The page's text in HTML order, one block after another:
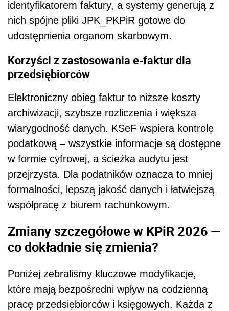
identyfikatorem faktury, a systemy generują z
nich spójne pliki JPK_PKPiR gotowe do
udostępnienia organom skarbowym.
Korzyści z zastosowania e-faktur dla
przedsiębiorców
Elektroniczny obieg faktur to niższe koszty
archiwizacji, szybsze rozliczenia i większa
wiarygodność danych. KSeF wspiera kontrolę
podatkową – wszystkie informacje są dostępne
w formie cyfrowej, a ścieżka audytu jest
przejrzysta. Dla podatników oznacza to mniej
formalności, lepszą jakość danych i łatwiejszą
współpracę z biurem rachunkowym.
Zmiany szczegółowe w KPiR 2026 —
co dokładnie się zmienia?
Poniżej zebraliśmy kluczowe modyfikacje,
które mają bezpośredni wpływ na codzienną
pracę przedsiębiorców i księgowych. Każda z